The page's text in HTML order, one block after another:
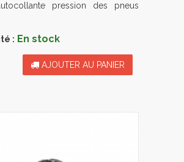
pression des pneus
: En stock
AJOUTER AU PANIER